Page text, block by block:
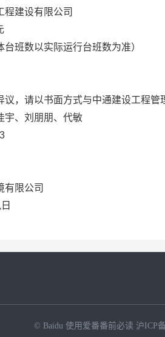
程建设有限公司
班数以实际运行台班数为准）
议，请以书面方式与中通建设工程管
宇、刘朋朋、代敏
有限公司
© Baidu 使用爱番番前必读 沪ICP